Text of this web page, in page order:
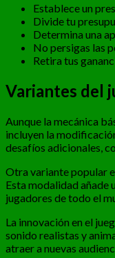
Establece un
Divide tu
Determina una
No persigas las
Retira tus
Variantes del
Aunque la mecánica
incluyen la
desafíos adicionales,
Otra variante popular
Esta modalidad añade
jugadores de todo el
La innovación en el
sonido realistas y
atraer a nuevas